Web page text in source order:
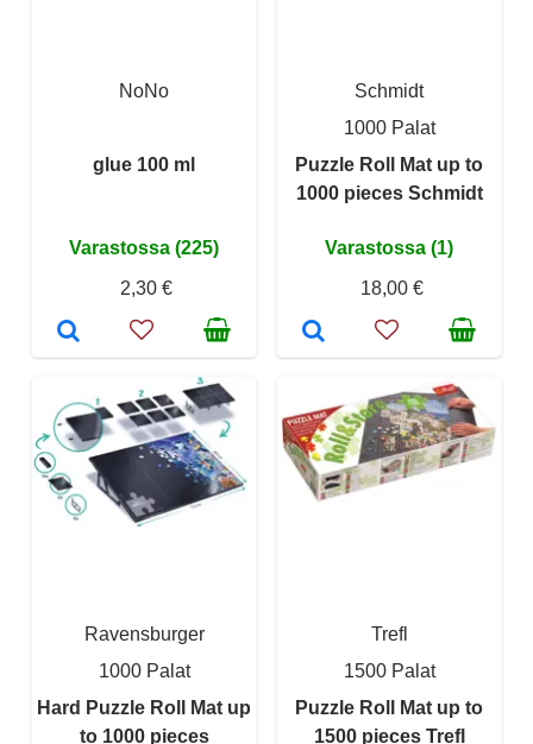
NoNo
glue 100 ml
Varastossa (225)
2,30 €
Schmidt
1000 Palat
Puzzle Roll Mat up to
1000 pieces Schmidt
Varastossa (1)
18,00 €
Ravensburger
1000 Palat
Hard Puzzle Roll Mat up
to 1000 pieces
Trefl
1500 Palat
Puzzle Roll Mat up to
1500 pieces Trefl